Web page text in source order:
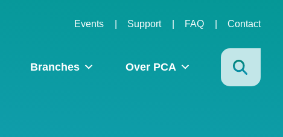
Events Support FAQ Contact
Branches Over PCA